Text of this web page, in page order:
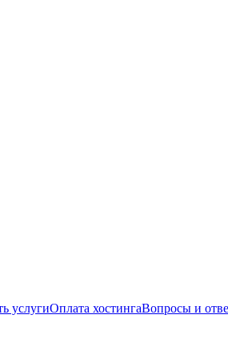
услугиОплата хостингаВопросы и